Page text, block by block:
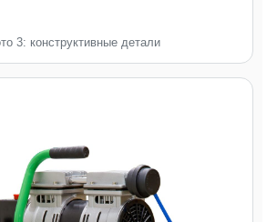
3: конструктивные детали